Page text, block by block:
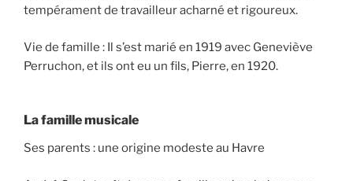
tempérament de travailleur acharné et rigoureux.
Vie de famille : Il s’est marié en 1919 avec Geneviève
Perruchon, et ils ont eu un fils, Pierre, en 1920.
La famille musicale
Ses parents : une origine modeste au Havre